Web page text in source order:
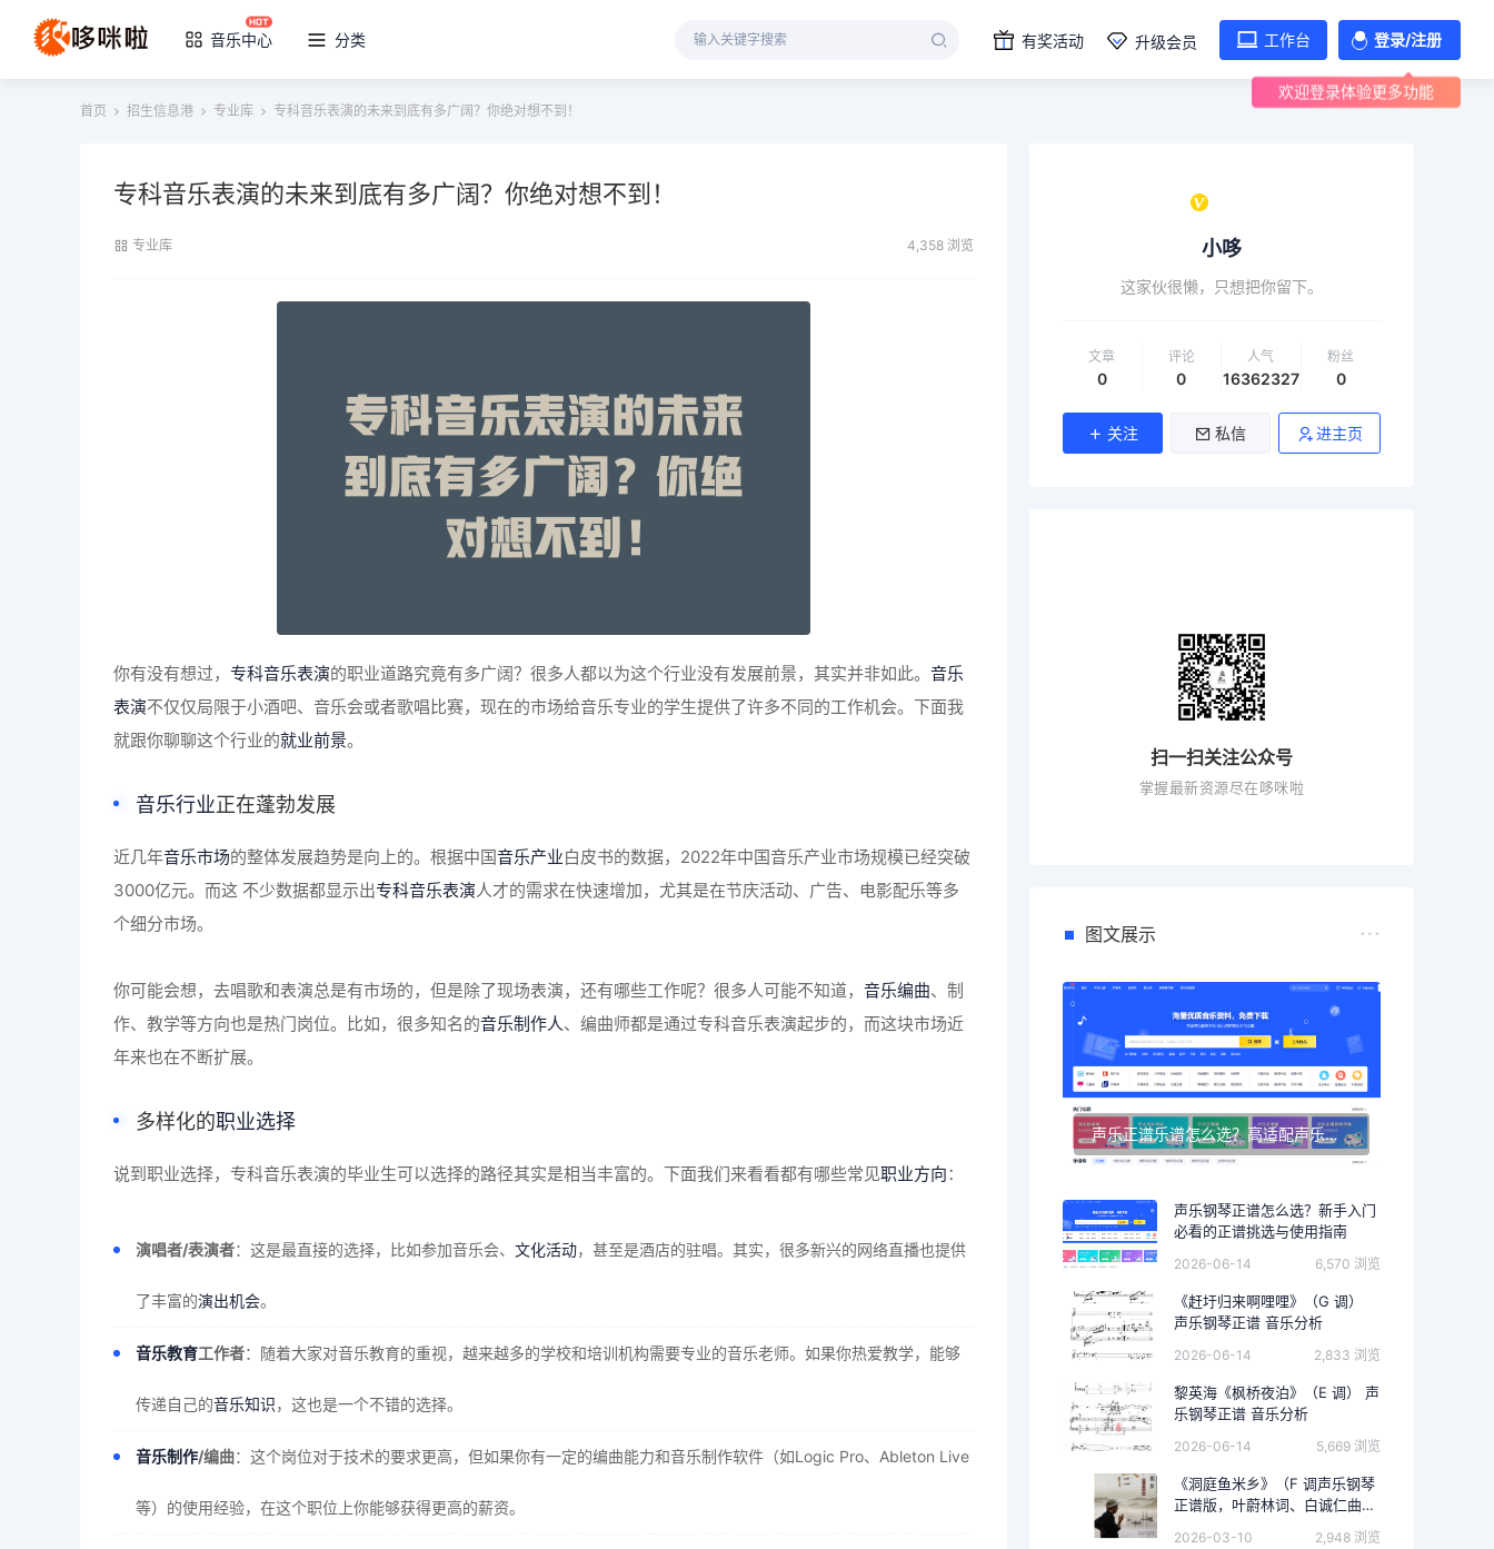
音乐中心 分类 有奖活动 升级会员 工作台 登录/注册
欢迎登录体验更多功能
首页 招生信息港 专业库 专科音乐表演的未来到底有多广阔？你绝对想不到！
专科音乐表演的未来到底有多广阔？你绝对想不到！
专业库 4,358 浏览
你有没有想过， 专科音乐表演的职业道路究竟有多广阔？很多人都以为这个行业没有发展前景，其实并非如此。 音乐
表演不仅仅局限于小酒吧、音乐会或者歌唱比赛，现在的市场给音乐专业的学生提供了许多不同的工作机会。下面我
就跟你聊聊这个行业的就业前景。
音乐行业正在蓬勃发展
近几年音乐市场的整体发展趋势是向上的。根据中国音乐产业白皮书的数据，2022年中国音乐产业市场规模已经突破
3000亿元。而这 不少数据都显示出专科音乐表演人才的需求在快速增加，尤其是在节庆活动、广告、电影配乐等多
个细分市场。
你可能会想，去唱歌和表演总是有市场的，但是除了现场表演，还有哪些工作呢？很多人可能不知道， 音乐编曲、制
作、教学等方向也是热门岗位。比如，很多知名的音乐制作人、编曲师都是通过专科音乐表演起步的，而这块市场近
年来也在不断扩展。
多样化的职业选择
说到职业选择，专科音乐表演的毕业生可以选择的路径其实是相当丰富的。下面我们来看看都有哪些常见职业方向：
演唱者/表演者：这是最直接的选择，比如参加音乐会、 文化活动，甚至是酒店的驻唱。其实，很多新兴的网络直播也提供
了丰富的演出机会。
音乐教育工作者：随着大家对音乐教育的重视，越来越多的学校和培训机构需要专业的音乐老师。如果你热爱教学，能够
传递自己的音乐知识，这也是一个不错的选择。
音乐制作/编曲：这个岗位对于技术的要求更高，但如果你有一定的编曲能力和音乐制作软件（如Logic Pro、Ableton Live
等）的使用经验，在这个职位上你能够获得更高的薪资。
小哆
这家伙很懒，只想把你留下。
文章
0
评论
0
人气
16362327
粉丝
0
关注 私信 进主页
扫一扫关注公众号
掌握最新资源尽在哆咪啦
图文展示
声乐正谱乐谱怎么选？高适配声乐正谱钢琴伴奏资源推荐
声乐钢琴正谱怎么选？新手入门
必看的正谱挑选与使用指南
2026-06-14 6,570 浏览
《赶圩归来啊哩哩》（G 调）
声乐钢琴正谱 音乐分析
2026-06-14 2,833 浏览
黎英海《枫桥夜泊》（E 调） 声
乐钢琴正谱 音乐分析
2026-06-14 5,669 浏览
《洞庭鱼米乡》（F 调声乐钢琴
正谱版，叶蔚林词、白诚仁曲）
2026-03-10 2,948 浏览